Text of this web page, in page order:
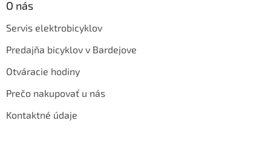
O nás
Servis elektrobicyklov
Predajňa bicyklov v Bardejove
Otváracie hodiny
Prečo nakupovať u nás
Kontaktné údaje